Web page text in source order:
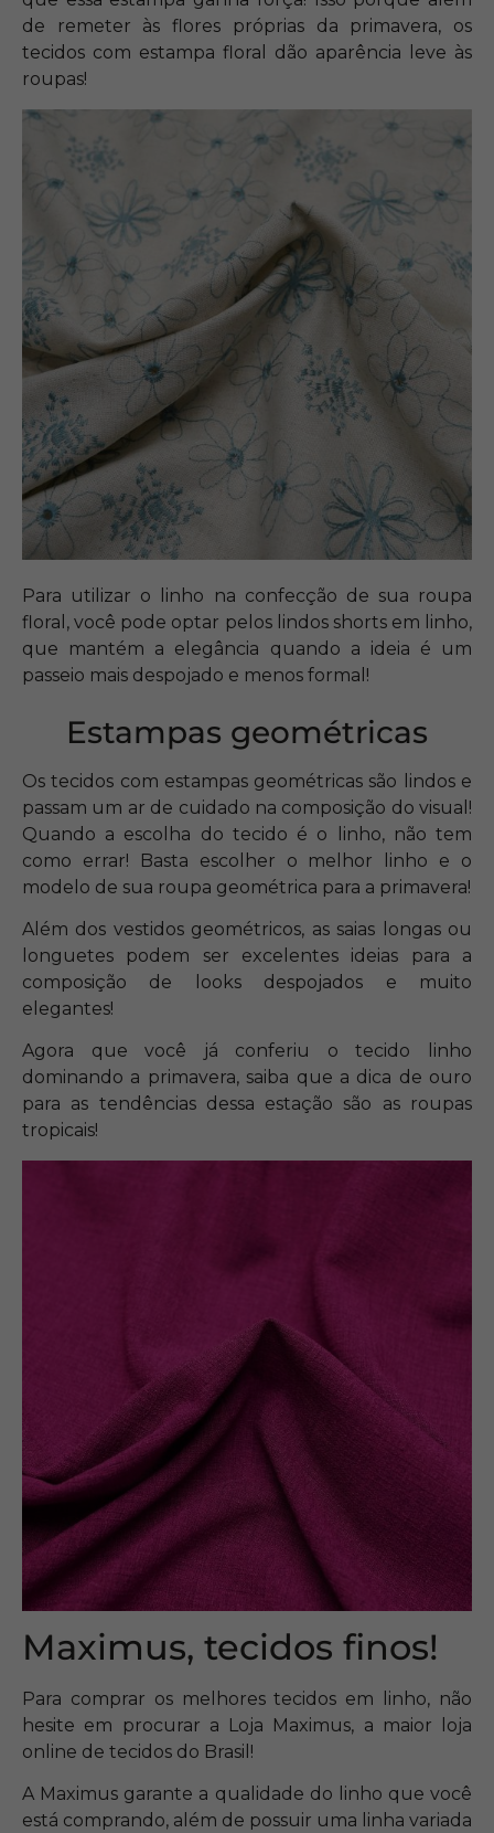
de remeter às flores próprias da primavera, os
tecidos com estampa floral dão aparência leve às
roupas!
Para utilizar o linho na confecção de sua roupa
floral, você pode optar pelos lindos shorts em linho,
que mantém a elegância quando a ideia é um
passeio mais despojado e menos formal!
Estampas geométricas
Os tecidos com estampas geométricas são lindos e
passam um ar de cuidado na composição do visual!
Quando a escolha do tecido é o linho, não tem
como errar! Basta escolher o melhor linho e o
modelo de sua roupa geométrica para a primavera!
Além dos vestidos geométricos, as saias longas ou
longuetes podem ser excelentes ideias para a
composição de looks despojados e muito
elegantes!
Agora que você já conferiu o tecido linho
dominando a primavera, saiba que a dica de ouro
para as tendências dessa estação são as roupas
tropicais!
Maximus, tecidos finos!
Para comprar os melhores tecidos em linho, não
hesite em procurar a Loja Maximus, a maior loja
online de tecidos do Brasil!
A Maximus garante a qualidade do linho que você
está comprando, além de possuir uma linha variada